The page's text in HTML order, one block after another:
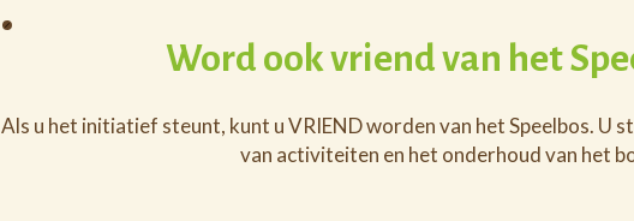
Word ook vriend van het
Als u het initiatief steunt, kunt u VRIEND worden van het Speelbos. U
van activiteiten en het onderhoud van het